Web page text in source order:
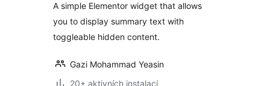
A simple Elementor widget that allows
you to display summary text with
toggleable hidden content.
Gazi Mohammad Yeasin
20+ aktivních instalací